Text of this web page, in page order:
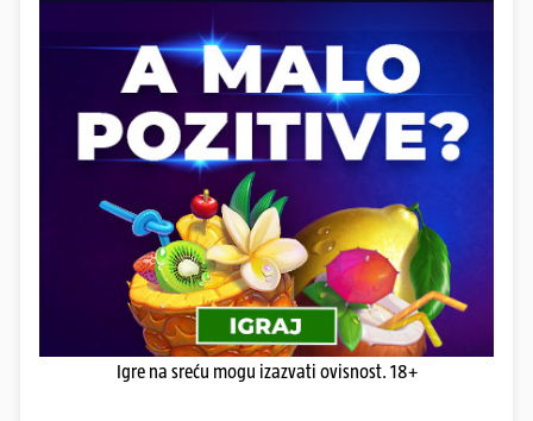
Igre na sreću mogu izazvati ovisnost. 18+